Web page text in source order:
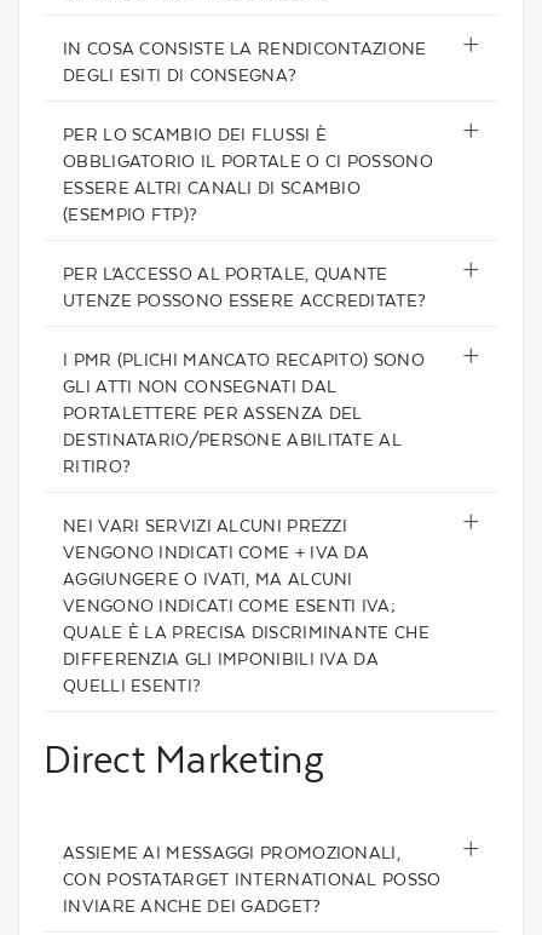
IN COSA CONSISTE LA RENDICONTAZIONE
DEGLI ESITI DI CONSEGNA?
PER LO SCAMBIO DEI FLUSSI È
OBBLIGATORIO IL PORTALE O CI POSSONO
ESSERE ALTRI CANALI DI SCAMBIO
(ESEMPIO FTP)?
PER L’ACCESSO AL PORTALE, QUANTE
UTENZE POSSONO ESSERE ACCREDITATE?
I PMR (PLICHI MANCATO RECAPITO) SONO
GLI ATTI NON CONSEGNATI DAL
PORTALETTERE PER ASSENZA DEL
DESTINATARIO/PERSONE ABILITATE AL
RITIRO?
NEI VARI SERVIZI ALCUNI PREZZI
VENGONO INDICATI COME + IVA DA
AGGIUNGERE O IVATI, MA ALCUNI
VENGONO INDICATI COME ESENTI IVA;
QUALE È LA PRECISA DISCRIMINANTE CHE
DIFFERENZIA GLI IMPONIBILI IVA DA
QUELLI ESENTI?
Direct Marketing
ASSIEME AI MESSAGGI PROMOZIONALI,
CON POSTATARGET INTERNATIONAL POSSO
INVIARE ANCHE DEI GADGET?